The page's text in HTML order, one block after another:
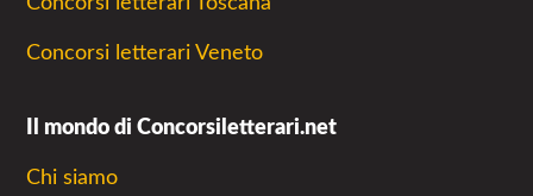
Concorsi letterari Veneto
Il mondo di Concorsiletterari.net
Chi siamo